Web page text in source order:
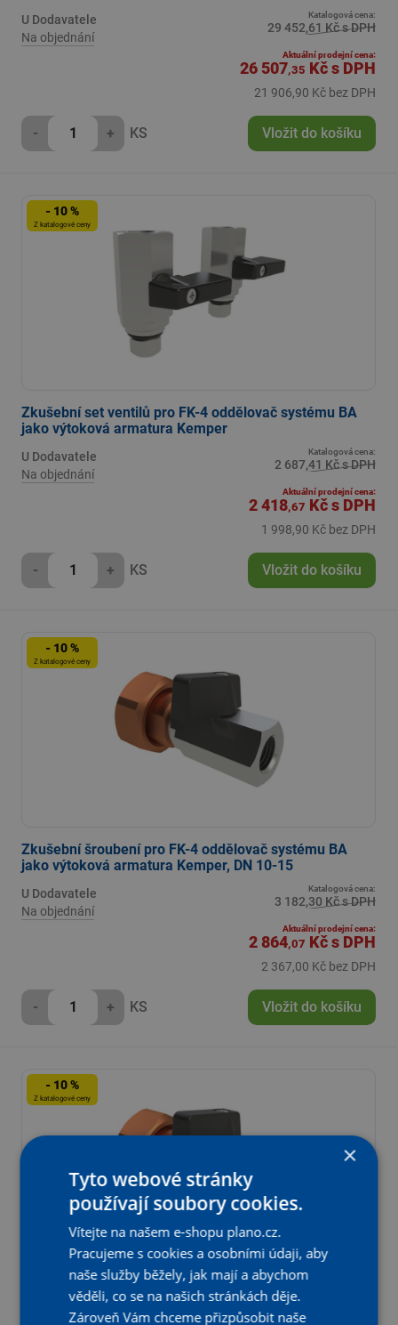
U Dodavatele
Na objednání
Katalogová cena:
29 452,61 Kč s DPH
Aktuální prodejní cena:
26 507,35 Kčs DPH
21 906,90 Kč bez DPH
- + KS Vložit do košíku
- 10 %
Z katalogové ceny
Zkušební set ventilů pro FK-4 oddělovač systému BA
jako výtoková armatura Kemper
U Dodavatele
Na objednání
Katalogová cena:
2 687,41 Kč s DPH
Aktuální prodejní cena:
2 418,67 Kčs DPH
1 998,90 Kč bez DPH
- + KS Vložit do košíku
- 10 %
Z katalogové ceny
Zkušební šroubení pro FK-4 oddělovač systému BA
jako výtoková armatura Kemper, DN 10-15
U Dodavatele
Na objednání
Katalogová cena:
3 182,30 Kč s DPH
Aktuální prodejní cena:
2 864,07 Kčs DPH
2 367,00 Kč bez DPH
- + KS Vložit do košíku
- 10 %
Z katalogové ceny
Zkušební šroubení pro FK-4 oddělovač systému BA
jako výtoková armatura Kemper, DN 20
×
Tyto webové stránky
používají soubory cookies.
Vítejte na našem e-shopu plano.cz.
Pracujeme s cookies a osobními údaji, aby
naše služby běžely, jak mají a abychom
věděli, co se na našich stránkách děje.
Zároveň Vám chceme přizpůsobit naše